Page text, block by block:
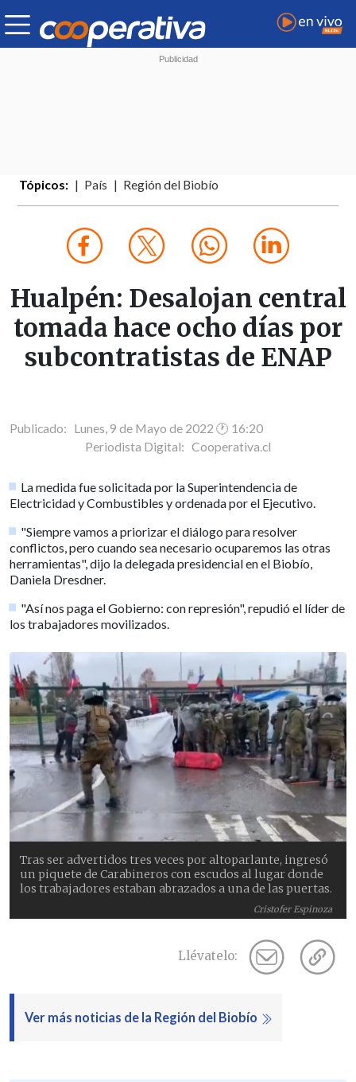
Tópicos: País Región del Biobío
Hualpén: Desalojan central
tomada hace ocho días por
subcontratistas de ENAP
Publicado: Lunes, 9 de Mayo de 2022 🕐 16:20
Periodista Digital: Cooperativa.cl
La medida fue solicitada por la Superintendencia de
Electricidad y Combustibles y ordenada por el Ejecutivo.
"Siempre vamos a priorizar el diálogo para resolver
conflictos, pero cuando sea necesario ocuparemos las otras
herramientas", dijo la delegada presidencial en el Biobío,
Daniela Dresdner.
"Así nos paga el Gobierno: con represión", repudió el líder de
los trabajadores movilizados.
Cristofer Espinoza
Tras ser advertidos tres veces por altoparlante, ingresó
un piquete de Carabineros con escudos al lugar donde
los trabajadores estaban abrazados a una de las puertas.
Llévatelo:
Ver más noticias de la Región del Biobío